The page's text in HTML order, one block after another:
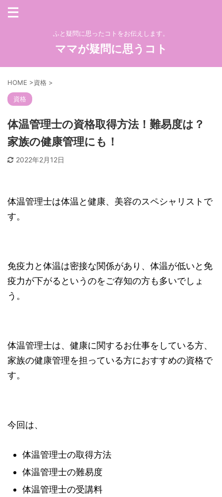
ふと疑問に思ったコトをお伝えします。
ママが疑問に思うコト
HOME >資格 >
資格
体温管理士の資格取得方法！難易度は？
家族の健康管理にも！
2022年2月12日
体温管理士は体温と健康、美容のスペシャリストで
す。
免疫力と体温は密接な関係があり、体温が低いと免
疫力が下がるというのをご存知の方も多いでしょ
う。
体温管理士は、健康に関するお仕事をしている方、
家族の健康管理を担っている方におすすめの資格で
す。
今回は、
体温管理士の取得方法
体温管理士の難易度
体温管理士の受講料